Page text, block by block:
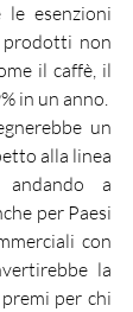
le esenzioni
non
il caffè, il
in un anno.
un
alla linea
andando a
per Paesi
con
la
per chi